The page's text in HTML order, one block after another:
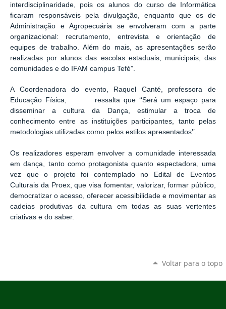
interdisciplinaridade, pois os alunos do curso de Informática
ficaram responsáveis pela divulgação, enquanto que os de
Administração e Agropecuária se envolveram com a parte
organizacional: recrutamento, entrevista e orientação de
equipes de trabalho. Além do mais, as apresentações serão
realizadas por alunos das escolas estaduais, municipais, das
comunidades e do IFAM campus Tefé”.
A Coordenadora do evento, Raquel Canté, professora de
Educação Física, ressalta que ‘‘Será um espaço para
disseminar a cultura da Dança, estimular a troca de
conhecimento entre as instituições participantes, tanto pelas
metodologias utilizadas como pelos estilos apresentados’’.
Os realizadores esperam envolver a comunidade interessada
em dança, tanto como protagonista quanto espectadora, uma
vez que o projeto foi contemplado no Edital de Eventos
Culturais da Proex, que visa fomentar, valorizar, formar público,
democratizar o acesso, oferecer acessibilidade e movimentar as
cadeias produtivas da cultura em todas as suas vertentes
criativas e do saber.
Voltar para o topo